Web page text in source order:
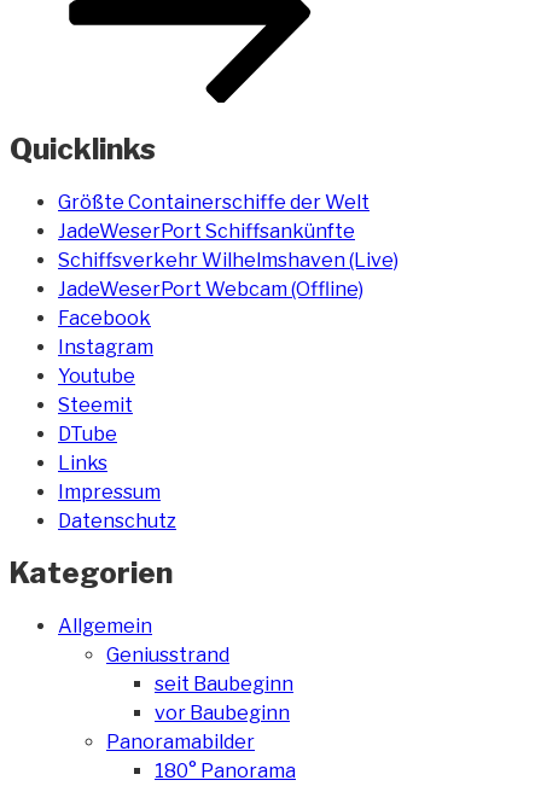
Quicklinks
Größte Containerschiffe der Welt
JadeWeserPort Schiffsankünfte
Schiffsverkehr Wilhelmshaven (Live)
JadeWeserPort Webcam (Offline)
Facebook
Instagram
Youtube
Steemit
DTube
Links
Impressum
Datenschutz
Kategorien
Allgemein
Geniusstrand
seit Baubeginn
vor Baubeginn
Panoramabilder
180° Panorama